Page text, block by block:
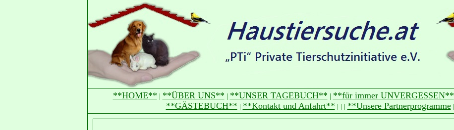
**HOME** **ÜBER UNS** **UNSER TAGEBUCH** **für immer UNVERGESSEN**
**GÄSTEBUCH** **Kontakt und Anfahrt** **Unsere Partnerprogramme|